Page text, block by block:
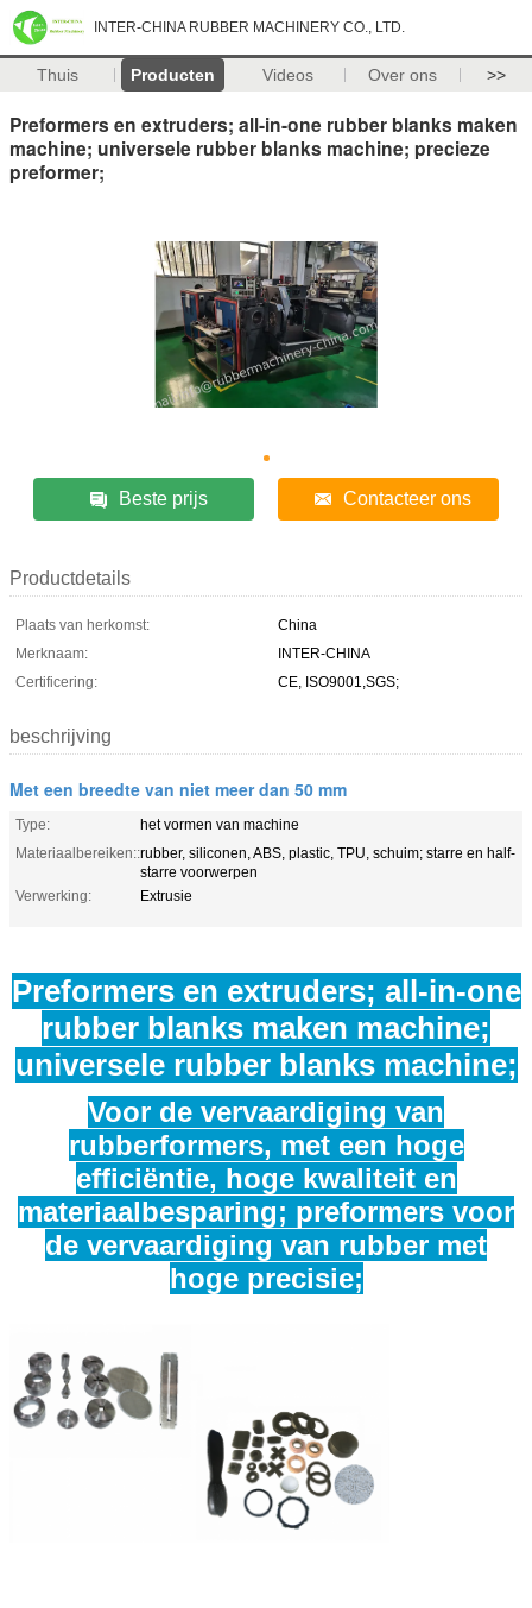
INTER-CHINA RUBBER MACHINERY CO., LTD.
Thuis Producten Videos Over ons >>
Preformers en extruders; all-in-one rubber blanks maken
machine; universele rubber blanks machine; precieze
preformer;
Beste prijs Contacteer ons
Productdetails
Plaats van herkomst:
China
Merknaam:
INTER-CHINA
Certificering:
CE, ISO9001,SGS;
beschrijving
Met een breedte van niet meer dan 50 mm
Type:
het vormen van machine
Materiaalbereiken::rubber, siliconen, ABS, plastic, TPU, schuim; starre en half-
starre voorwerpen
Verwerking:
Extrusie
Preformers en extruders; all-in-one
rubber blanks maken machine;
universele rubber blanks machine;
Voor de vervaardiging van
rubberformers, met een hoge
efficiëntie, hoge kwaliteit en
materiaalbesparing; preformers voor
de vervaardiging van rubber met
hoge precisie;